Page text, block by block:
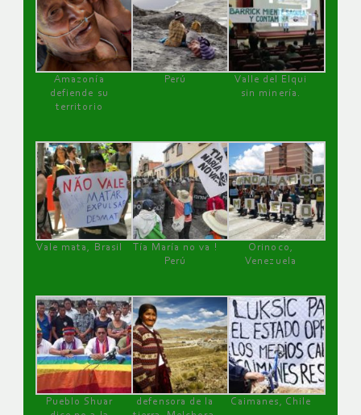
Amazonía
defiende su
territorio
Perú
Valle del Elqui
sin minería.
Vale mata, Brasil
Tía María no va !
Perú
Orinoco,
Venezuela
Pueblo Shuar
defensora de la
Caimanes, Chile